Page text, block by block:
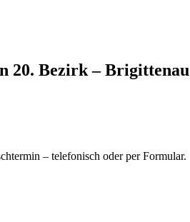
20. Bezirk – Brigittenau
– telefonisch oder per Formular.